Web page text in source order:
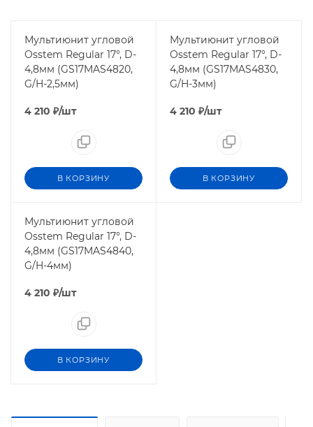
Мультиюнит угловой
Osstem Regular 17°, D-
4,8мм (GS17MAS4820,
G/H-2,5мм)
4 210 ₽/шт
В КОРЗИНУ
Мультиюнит угловой
Osstem Regular 17°, D-
4,8мм (GS17MAS4830,
G/H-3мм)
4 210 ₽/шт
В КОРЗИНУ
Мультиюнит угловой
Osstem Regular 17°, D-
4,8мм (GS17MAS4840,
G/H-4мм)
4 210 ₽/шт
В КОРЗИНУ